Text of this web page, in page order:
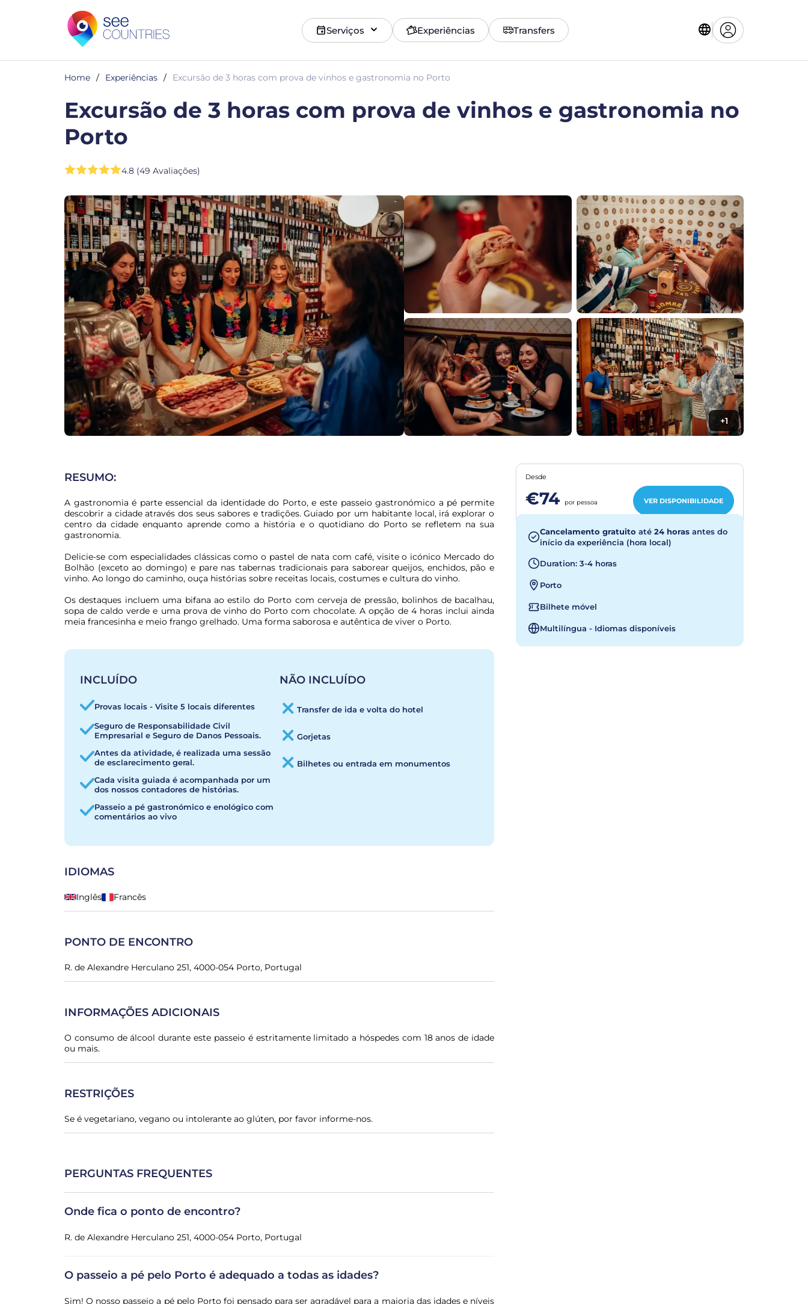
Serviços Experiências Transfers
Home / Experiências / Excursão de 3 horas com prova de vinhos e gastronomia no Porto
Excursão de 3 horas com prova de vinhos e gastronomia no
Porto
4.8 (49 Avaliações)
+1
RESUMO:
A gastronomia é parte essencial da identidade do Porto, e este passeio gastronómico a pé permite
descobrir a cidade através dos seus sabores e tradições. Guiado por um habitante local, irá explorar o
centro da cidade enquanto aprende como a história e o quotidiano do Porto se refletem na sua
gastronomia.
Delicie-se com especialidades clássicas como o pastel de nata com café, visite o icónico Mercado do
Bolhão (exceto ao domingo) e pare nas tabernas tradicionais para saborear queijos, enchidos, pão e
vinho. Ao longo do caminho, ouça histórias sobre receitas locais, costumes e cultura do vinho.
Os destaques incluem uma bifana ao estilo do Porto com cerveja de pressão, bolinhos de bacalhau,
sopa de caldo verde e uma prova de vinho do Porto com chocolate. A opção de 4 horas inclui ainda
meia francesinha e meio frango grelhado. Uma forma saborosa e autêntica de viver o Porto.
INCLUÍDO
Provas locais - Visite 5 locais diferentes
Seguro de Responsabilidade Civil
Empresarial e Seguro de Danos Pessoais.
Antes da atividade, é realizada uma sessão
de esclarecimento geral.
Cada visita guiada é acompanhada por um
dos nossos contadores de histórias.
Passeio a pé gastronómico e enológico com
comentários ao vivo
NÃO INCLUÍDO
Transfer de ida e volta do hotel
Gorjetas
Bilhetes ou entrada em monumentos
IDIOMAS
Inglês Francês
PONTO DE ENCONTRO
R. de Alexandre Herculano 251, 4000-054 Porto, Portugal
INFORMAÇÕES ADICIONAIS
O consumo de álcool durante este passeio é estritamente limitado a hóspedes com 18 anos de idade
ou mais.
RESTRIÇÕES
Se é vegetariano, vegano ou intolerante ao glúten, por favor informe-nos.
PERGUNTAS FREQUENTES
Onde fica o ponto de encontro?
R. de Alexandre Herculano 251, 4000-054 Porto, Portugal
O passeio a pé pelo Porto é adequado a todas as idades?
Sim! O nosso passeio a pé pelo Porto foi pensado para ser agradável para a maioria das idades e níveis
Desde
€74 por pessoa VER DISPONIBILIDADE
Cancelamento gratuito até 24 horas antes do
início da experiência (hora local)
Duration: 3-4 horas
Porto
Bilhete móvel
Multilíngua - Idiomas disponíveis